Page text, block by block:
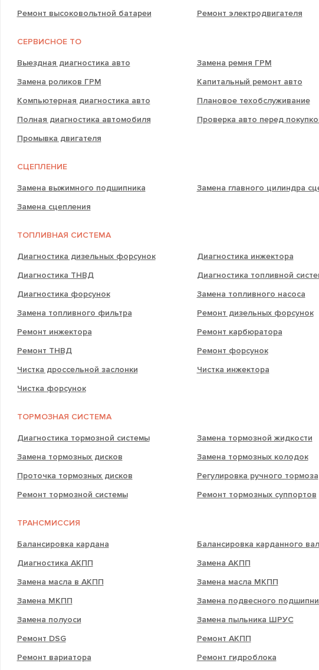
Ремонт высоковольтной батареи
Ремонт электродвигателя
СЕРВИСНОЕ ТО
Выездная диагностика авто
Замена ремня ГРМ
Замена роликов ГРМ
Капитальный ремонт авто
Компьютерная диагностика авто
Плановое техобслуживание
Полная диагностика автомобиля
Проверка авто перед
Промывка двигателя
СЦЕПЛЕНИЕ
Замена выжимного подшипника
Замена главного цилиндра
Замена сцепления
ТОПЛИВНАЯ СИСТЕМА
Диагностика дизельных форсунок
Диагностика инжектора
Диагностика ТНВД
Диагностика топливной
Диагностика форсунок
Замена топливного насоса
Замена топливного фильтра
Ремонт дизельных форсунок
Ремонт инжектора
Ремонт карбюратора
Ремонт ТНВД
Ремонт форсунок
Чистка дроссельной заслонки
Чистка инжектора
Чистка форсунок
ТОРМОЗНАЯ СИСТЕМА
Диагностика тормозной системы
Замена тормозной жидкости
Замена тормозных дисков
Замена тормозных колодок
Проточка тормозных дисков
Регулировка ручного тормоза
Ремонт тормозной системы
Ремонт тормозных суппортов
ТРАНСМИССИЯ
Балансировка кардана
Балансировка карданного
Диагностика АКПП
Замена АКПП
Замена масла в АКПП
Замена масла МКПП
Замена МКПП
Замена подвесного
Замена полуоси
Замена пыльника ШРУС
Ремонт DSG
Ремонт АКПП
Ремонт вариатора
Ремонт гидроблока